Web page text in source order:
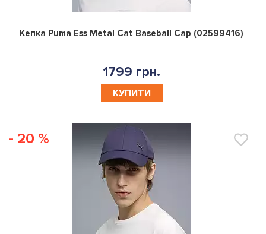
0
Кепка Puma Ess Metal Cat Baseball Cap (02599416)
1799 грн.
КУПИТИ
- 20 %